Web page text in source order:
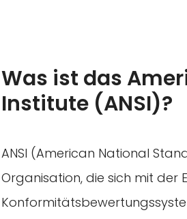
Was ist das
Institute (ANSI)?
ANSI (American National
Organisation, die sich mit der